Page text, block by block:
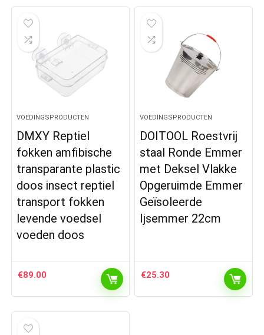
VOEDINGSPRODUCTEN
DMXY Reptiel
fokken amfibische
transparante plastic
doos insect reptiel
transport fokken
levende voedsel
voeden doos
€89.00
VOEDINGSPRODUCTEN
DOITOOL Roestvrij
staal Ronde Emmer
met Deksel Vlakke
Opgeruimde Emmer
Geïsoleerde
Ijsemmer 22cm
€25.30